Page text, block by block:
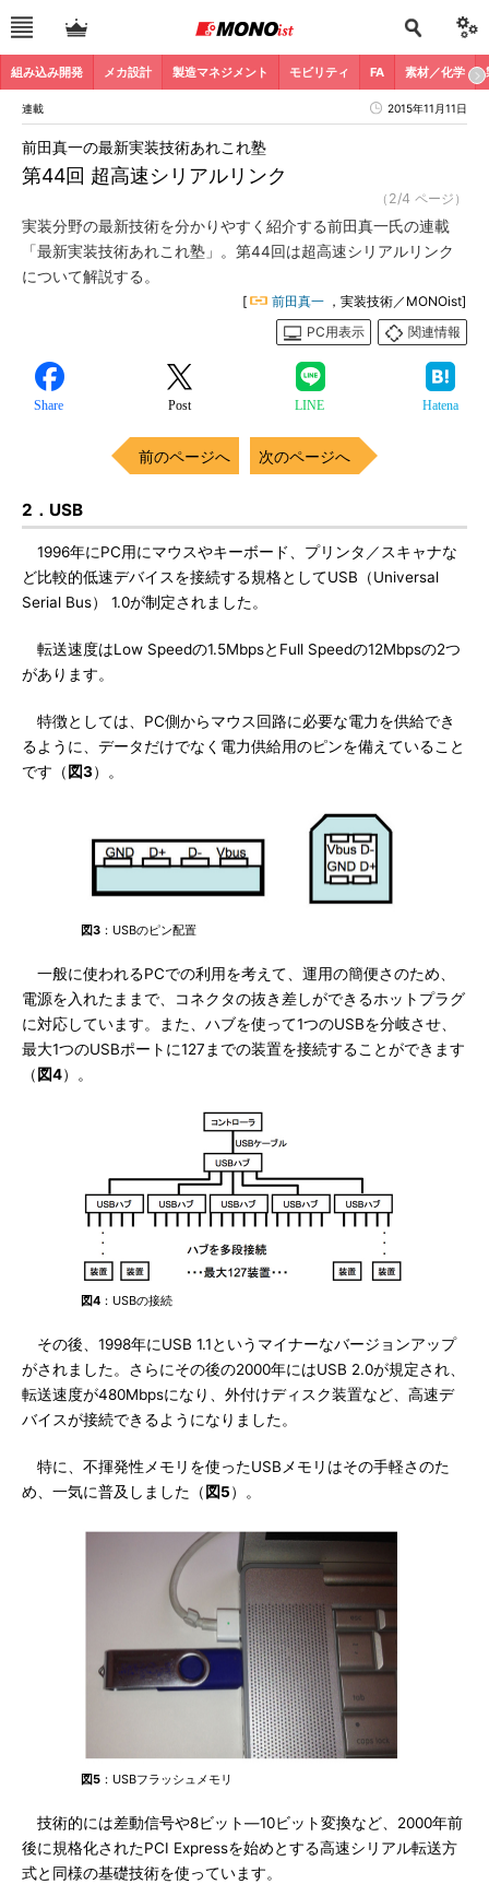
組み込み開発 メカ設計 製造マネジメント モビリティ FA 素材／化学
連載 2015年11月11日
第44回 超高速シリアルリンク
前田真一の最新実装技術あれこれ塾
（2/4 ページ）
実装分野の最新技術を分かりやすく紹介する前田真一氏の連載
「最新実装技術あれこれ塾」。第44回は超高速シリアルリンク
について解説する。
[ 前田真一 ，実装技術／MONOist]
PC用表示
関連情報
Share Post LINE Hatena
前のページへ 次のページへ
2．USB
1996年にPC用にマウスやキーボード、プリンタ／スキャナな
ど比較的低速デバイスを接続する規格としてUSB（Universal
Serial Bus） 1.0が制定されました。
転送速度はLow Speedの1.5MbpsとFull Speedの12Mbpsの2つ
があります。
特徴としては、PC側からマウス回路に必要な電力を供給でき
るように、データだけでなく電力供給用のピンを備えていること
です（ 図3）。
図3 ：USBのピン配置
一般に使われるPCでの利用を考えて、運用の簡便さのため、
電源を入れたままで、コネクタの抜き差しができるホットプラグ
に対応しています。また、ハブを使って1つのUSBを分岐させ、
最大1つのUSBポートに127までの装置を接続することができます
（ 図4）。
図4 ：USBの接続
その後、1998年にUSB 1.1というマイナーなバージョンアップ
がされました。さらにその後の2000年にはUSB 2.0が規定され、
転送速度が480Mbpsになり、外付けディスク装置など、高速デ
バイスが接続できるようになりました。
特に、不揮発性メモリを使ったUSBメモリはその手軽さのた
め、一気に普及しました（ 図5）。
図5 ：USBフラッシュメモリ
技術的には差動信号や8ビット―10ビット変換など、2000年前
後に規格化されたPCI Expressを始めとする高速シリアル転送方
式と同様の基礎技術を使っています。